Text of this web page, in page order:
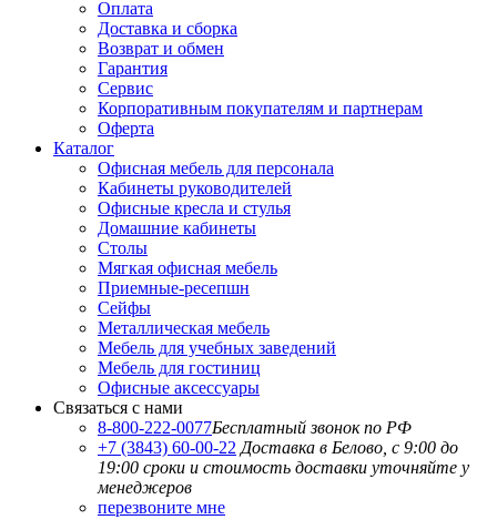
Оплата
Доставка и сборка
Возврат и обмен
Гарантия
Сервис
Корпоративным покупателям и партнерам
Оферта
Каталог
Офисная мебель для персонала
Кабинеты руководителей
Офисные кресла и стулья
Домашние кабинеты
Столы
Мягкая офисная мебель
Приемные-ресепшн
Сейфы
Металлическая мебель
Мебель для учебных заведений
Мебель для гостиниц
Офисные аксессуары
Связаться с нами
8-800-222-0077Бесплатный звонок по РФ
+7 (3843) 60-00-22 Доставка в Белово, с 9:00 до
19:00 сроки и стоимость доставки уточняйте у
менеджеров
перезвоните мне